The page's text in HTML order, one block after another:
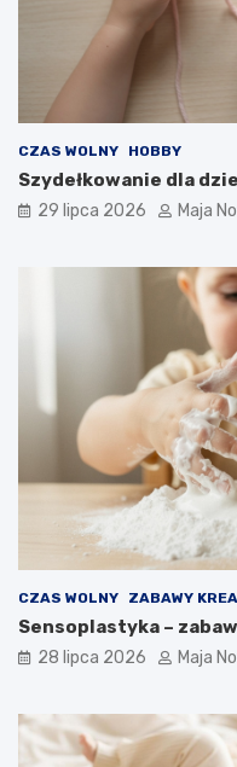
CZAS WOLNY HOBBY
Szydełkowanie dla
29 lipca 2026 Maja
CZAS WOLNY ZABAWY
Sensoplastyka –
28 lipca 2026 Maja